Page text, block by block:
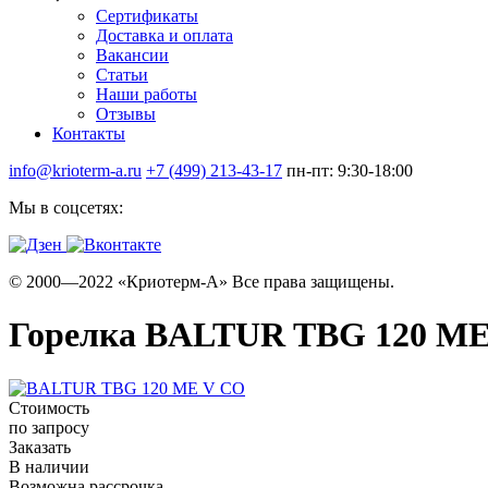
Сертификаты
Доставка и оплата
Вакансии
Статьи
Наши работы
Отзывы
Контакты
info@krioterm-a.ru +7 (499) 213-43-17 пн-пт: 9:30-18:00
Мы в соцсетях:
© 2000—2022 «Криотерм-А» Все права защищены.
Горелка BALTUR TBG 120
Стоимость
по запросу
Заказать
В наличии